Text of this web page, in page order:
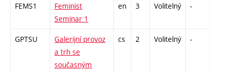
FEMS1
Feminist
Seminar 1
en 3 Volitelný -
GPTSU
Galerijní provoz
a trh se
současným
cs 2 Volitelný -